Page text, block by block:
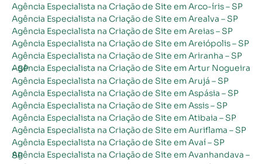
Agência Especialista na Criação de Site em Arco-íris – SP
Agência Especialista na Criação de Site em Arealva – SP
Agência Especialista na Criação de Site em Areias – SP
Agência Especialista na Criação de Site em Areiópolis – SP
Agência Especialista na Criação de Site em Ariranha – SP
Agência Especialista na Criação de Site em Artur Nogueira – SP
Agência Especialista na Criação de Site em Arujá – SP
Agência Especialista na Criação de Site em Aspásia – SP
Agência Especialista na Criação de Site em Assis – SP
Agência Especialista na Criação de Site em Atibaia – SP
Agência Especialista na Criação de Site em Auriflama – SP
Agência Especialista na Criação de Site em Avaí – SP
Agência Especialista na Criação de Site em Avanhandava – SP